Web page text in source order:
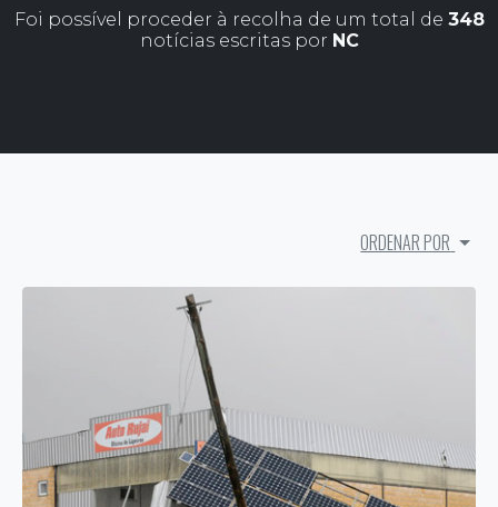
Foi possível proceder à recolha de um total de 348
notícias escritas por NC
ORDENAR POR